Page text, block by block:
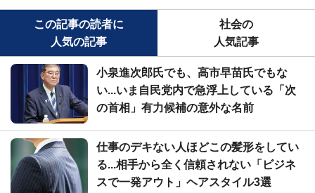
この記事の読者に
人気の記事
社会の
人気記事
小泉進次郎氏でも、高市早苗氏でもな
い...いま自民党内で急浮上している「次
の首相」有力候補の意外な名前
仕事のデキない人ほどこの髪形をしてい
る...相手から全く信頼されない「ビジネ
スで一発アウト」ヘアスタイル3選